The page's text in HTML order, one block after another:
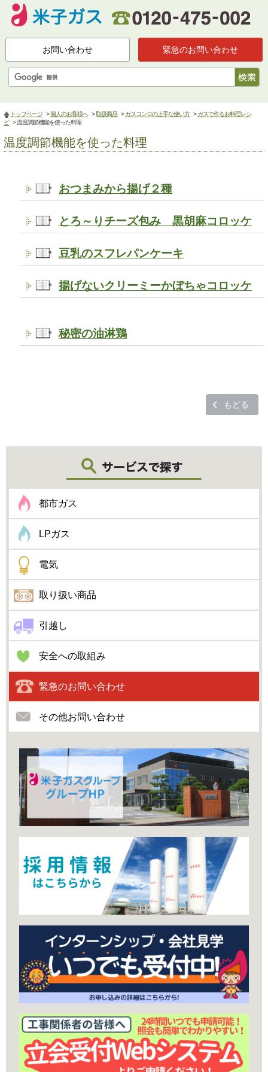
緊急のお問い合わせ
お問い合わせ
トップページ >個人のお客様へ >取扱商品 >ガスコンロの上手な使い方 >ガスで作るお料理レシ
ピ > 温度調節機能を使った料理
温度調節機能を使った料理
おつまみから揚げ２種
とろ～りチーズ包み 黒胡麻コロッケ
豆乳のスフレパンケーキ
揚げないクリーミーかぼちゃコロッケ
秘密の油淋鶏
もどる
都市ガス
LPガス
電気
取り扱い商品
引越し
安全への取組み
緊急のお問い合わせ
その他お問い合わせ